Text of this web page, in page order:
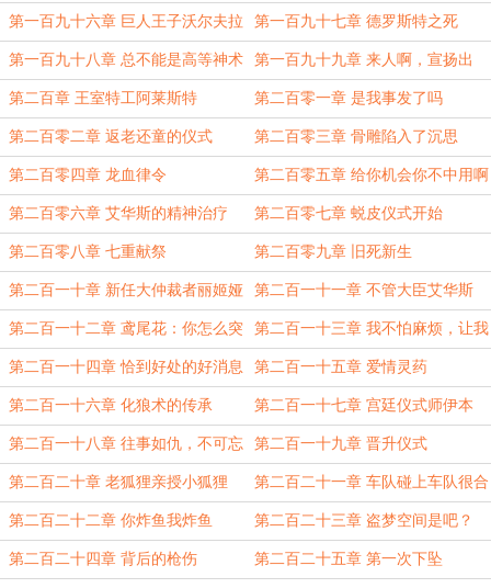
第一百九十六章 巨人王子沃尔夫拉
姆
第一百九十七章 德罗斯特之死
（5k）
第一百九十八章 总不能是高等神术
吧
第一百九十九章 来人啊，宣扬出
去！
第二百章 王室特工阿莱斯特 第二百零一章 是我事发了吗
第二百零二章 返老还童的仪式 第二百零三章 骨雕陷入了沉思
第二百零四章 龙血律令 第二百零五章 给你机会你不中用啊
第二百零六章 艾华斯的精神治疗 第二百零七章 蜕皮仪式开始
第二百零八章 七重献祭 第二百零九章 旧死新生
第二百一十章 新任大仲裁者丽姬娅 第二百一十一章 不管大臣艾华斯
第二百一十二章 鸢尾花：你怎么突
然还手了？
第二百一十三章 我不怕麻烦，让我
来
第二百一十四章 恰到好处的好消息 第二百一十五章 爱情灵药
第二百一十六章 化狼术的传承 第二百一十七章 宫廷仪式师伊本
第二百一十八章 往事如仇，不可忘
却
第二百一十九章 晋升仪式
第二百二十章 老狐狸亲授小狐狸 第二百二十一章 车队碰上车队很合
理吧
第二百二十二章 你炸鱼我炸鱼 第二百二十三章 盗梦空间是吧？
第二百二十四章 背后的枪伤 第二百二十五章 第一次下坠